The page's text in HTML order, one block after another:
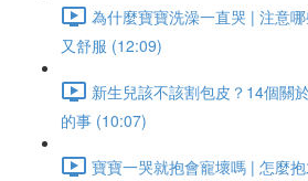
為什麼寶寶洗澡一直哭 | 注意
又舒服 (12:09)
新生兒該不該割包皮？14個關
的事 (10:07)
寶寶一哭就抱會寵壞嗎 | 怎麼